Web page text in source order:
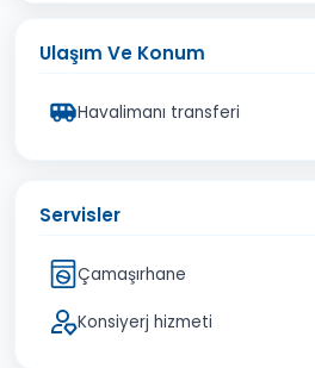
Ulaşım Ve Konum
Havalimanı transferi
Servisler
Çamaşırhane
Konsiyerj hizmeti